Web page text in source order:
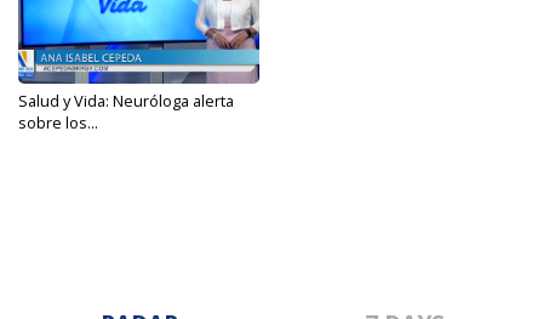
Salud y Vida: Neuróloga alerta
sobre los...